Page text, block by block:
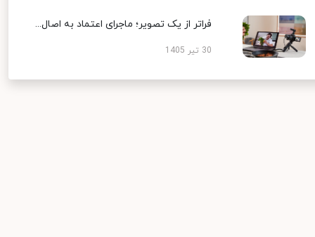
فراتر از یک تصویر؛ ماجرای اعتماد به اصال...
30 تیر 1405